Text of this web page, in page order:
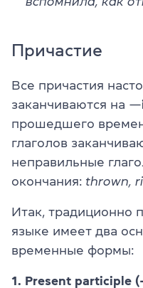
Причастие
Все причастия
заканчиваются на —
прошедшего
глаголов
неправильные
окончания: thrown,
Итак, традиционно
языке имеет два
временные формы:
1. Present participle